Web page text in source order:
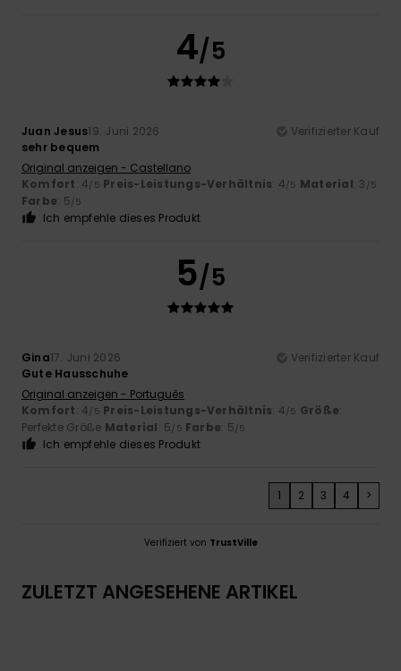
4/5
Juan Jesus19. Juni 2026
Verifizierter Kauf
sehr bequem
Original anzeigen - Castellano
Komfort: 4/5 Preis-Leistungs-Verhältnis: 4/5 Material: 3 /5
Farbe: 5/5
Ich empfehle dieses Produkt
5/5
Gina17. Juni 2026
Verifizierter Kauf
Gute Hausschuhe
Original anzeigen - Português
Komfort: 4/5 Preis-Leistungs-Verhältnis: 4/5 Größe:
Perfekte Größe Material: 5/5 Farbe: 5/5
Ich empfehle dieses Produkt
1 2 3 4 >
Verifiziert von TrustVille
ZULETZT ANGESEHENE ARTIKEL